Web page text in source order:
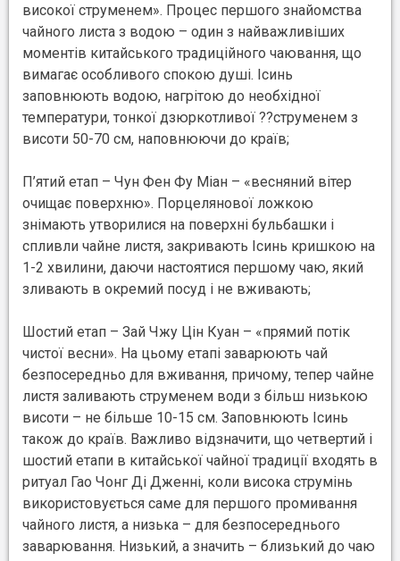
високої струменем». Процес першого знайомства
чайного листа з водою – один з найважливіших
моментів китайського традиційного чаювання, що
вимагає особливого спокою душі. Ісинь
заповнюють водою, нагрітою до необхідної
температури, тонкої дзюркотливої ??струменем з
висоти 50-70 см, наповнюючи до країв;
П’ятий етап – Чун Фен Фу Міан – «весняний вітер
очищає поверхню». Порцелянової ложкою
знімають утворилися на поверхні бульбашки і
спливли чайне листя, закривають Ісинь кришкою на
1-2 хвилини, даючи настоятися першому чаю, який
зливають в окремий посуд і не вживають;
Шостий етап – Зай Чжу Цін Куан – «прямий потік
чистої весни». На цьому етапі заварюють чай
безпосередньо для вживання, причому, тепер чайне
листя заливають струменем води з більш низькою
висоти – не більше 10-15 см. Заповнюють Ісинь
також до країв. Важливо відзначити, що четвертий і
шостий етапи в китайської чайної традиції входять в
ритуал Гао Чонг Ді Дженні, коли висока струмінь
використовується саме для першого промивання
чайного листя, а низька – для безпосереднього
заварювання. Низький, а значить – близький до чаю